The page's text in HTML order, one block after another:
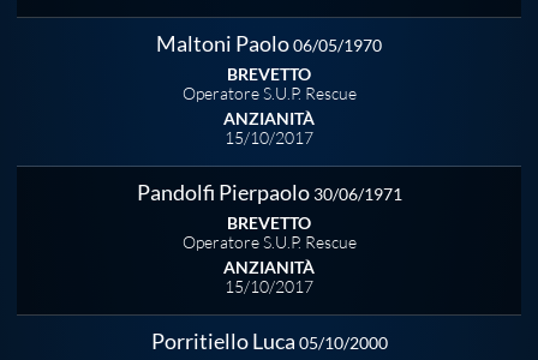
Maltoni Paolo06/05/1970
BREVETTO
Operatore S.U.P. Rescue
ANZIANITÀ
15/10/2017
Pandolfi Pierpaolo 30/06/1971
BREVETTO
Operatore S.U.P. Rescue
ANZIANITÀ
15/10/2017
Porritiello Luca 05/10/2000